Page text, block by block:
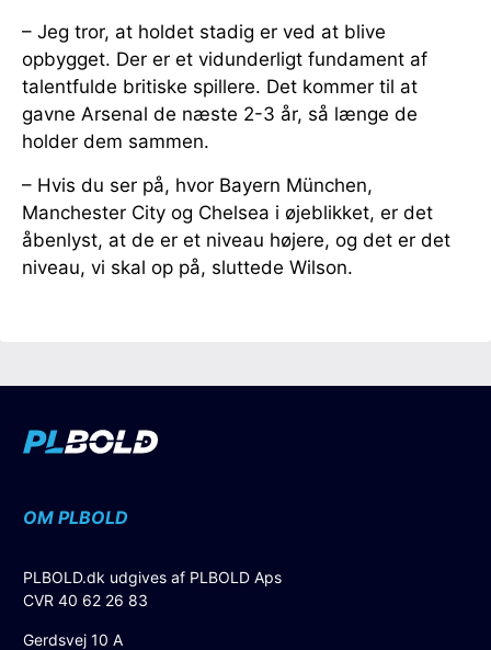
– Jeg tror, at holdet stadig er ved at blive
opbygget. Der er et vidunderligt fundament af
talentfulde britiske spillere. Det kommer til at
gavne Arsenal de næste 2-3 år, så længe de
holder dem sammen.
– Hvis du ser på, hvor Bayern München,
Manchester City og Chelsea i øjeblikket, er det
åbenlyst, at de er et niveau højere, og det er det
niveau, vi skal op på, sluttede Wilson.
OM PLBOLD
PLBOLD.dk udgives af PLBOLD Aps
CVR 40 62 26 83
Gerdsvej 10 A